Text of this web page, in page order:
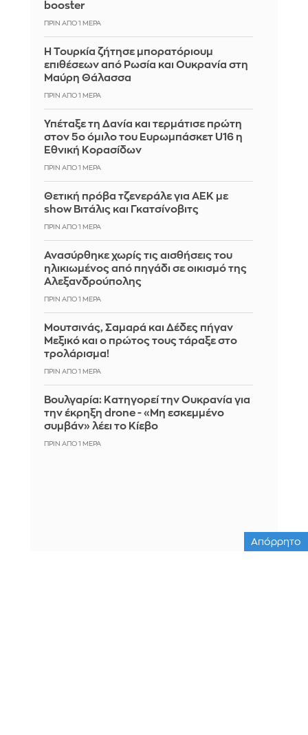
booster
ΠΡΙΝ ΑΠΌ 1 ΜΈΡΑ
Η Τουρκία ζήτησε μπορατόριουμ
επιθέσεων από Ρωσία και Ουκρανία στη
Μαύρη Θάλασσα
ΠΡΙΝ ΑΠΌ 1 ΜΈΡΑ
Υπέταξε τη Δανία και τερμάτισε πρώτη
στον 5ο όμιλο του Ευρωμπάσκετ U16 η
Εθνική Κορασίδων
ΠΡΙΝ ΑΠΌ 1 ΜΈΡΑ
Θετική πρόβα τζενεράλε για ΑΕΚ με
show Βιτάλις και Γκατσίνοβιτς
ΠΡΙΝ ΑΠΌ 1 ΜΈΡΑ
Ανασύρθηκε χωρίς τις αισθήσεις του
ηλικιωμένος από πηγάδι σε οικισμό της
Αλεξανδρούπολης
ΠΡΙΝ ΑΠΌ 1 ΜΈΡΑ
Μουτσινάς, Σαμαρά και Δέδες πήγαν
Μεξικό και ο πρώτος τους τάραξε στο
τρολάρισμα!
ΠΡΙΝ ΑΠΌ 1 ΜΈΡΑ
Βουλγαρία: Κατηγορεί την Ουκρανία για
την έκρηξη drone - «Μη εσκεμμένο
συμβάν» λέει το Κίεβο
ΠΡΙΝ ΑΠΌ 1 ΜΈΡΑ
Απόρρητο